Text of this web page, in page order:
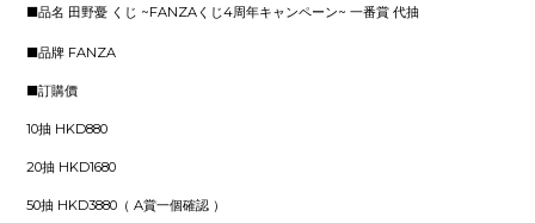
■品名 田野憂 くじ ~FANZAくじ4周年キャンペーン~ 一番賞 代抽
■品牌 FANZA
■訂購價
10抽 HKD880
20抽 HKD1680
50抽 HKD3880（ A賞一個確認 ）